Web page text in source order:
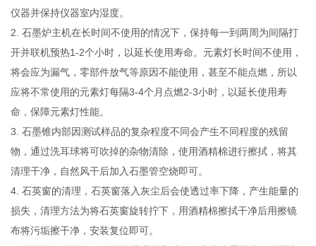
仪器并保持仪器室内湿度。
2.石墨炉主机在长时间不使用的情况下，保持每一到两周为间隔打
开并联机预热1-2个小时，以延长使用寿命。元素灯长时间不使用，
将会应为漏气，零部件放气等原因不能使用，甚至不能点燃，所以
应将不常使用的元素灯每隔3-4个月点燃2-3小时，以延长使用寿
命，保障元素灯性能。
3.石墨锥内部因测试样品的复杂程度不同会产生不同程度的残留
物，通过洗耳球将可吹掉的杂物清除，使用酒精棉进行擦拭，将其
清理干净，自然风干后加入石墨管空烧即可。
4.石英窗的清理，石英窗落入灰尘后会使透过率下降，产生能量的
损失，清理方法为将石英窗旋转拧下， 用酒精棉擦拭干净后用擦镜
布将污垢擦干净，安装复位即可。